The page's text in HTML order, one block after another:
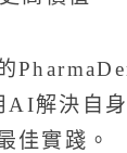
解決自
佳實踐。